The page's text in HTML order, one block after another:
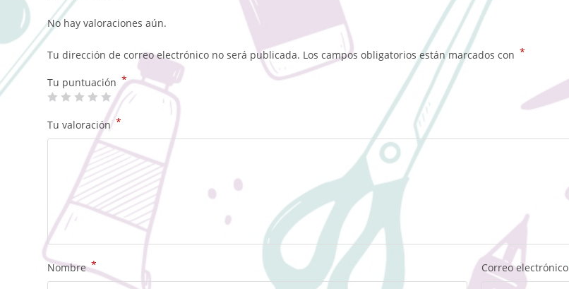
No hay valoraciones aún.
Tu dirección de correo electrónico no será publicada. Los campos obligatorios están marcados con *
Tu puntuación *
Tu valoración*
Nombre* Correo electrónico